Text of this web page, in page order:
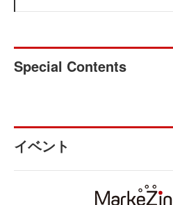
Special Contents
イベント